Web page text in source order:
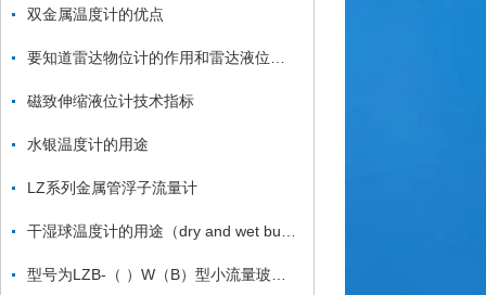
双金属温度计的优点
磁致伸缩液位计技术指标
水银温度计的用途
LZ系列金属管浮子流量计